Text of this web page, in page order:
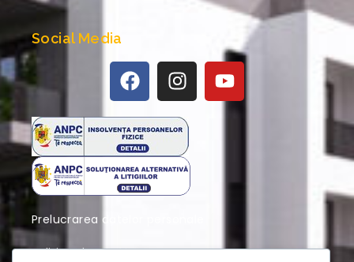
Social Media
Prelucrarea datelor personale
Politica de Cookies